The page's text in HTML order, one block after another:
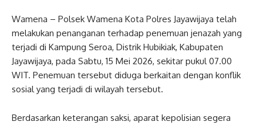
Wamena – Polsek Wamena Kota Polres Jayawijaya telah
melakukan penanganan terhadap penemuan jenazah yang
terjadi di Kampung Seroa, Distrik Hubikiak, Kabupaten
Jayawijaya, pada Sabtu, 15 Mei 2026, sekitar pukul 07.00
WIT. Penemuan tersebut diduga berkaitan dengan konflik
sosial yang terjadi di wilayah tersebut.
Berdasarkan keterangan saksi, aparat kepolisian segera